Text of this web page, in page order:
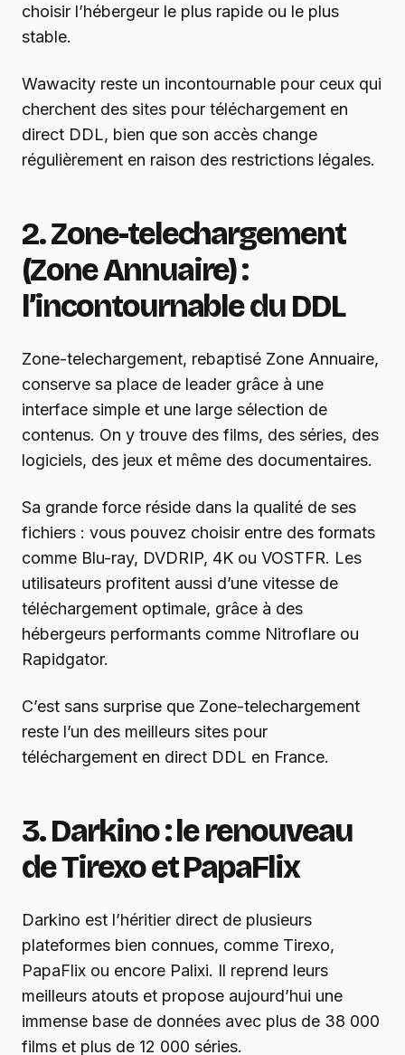
choisir l’hébergeur le plus rapide ou le plus
stable.
Wawacity reste un incontournable pour ceux qui
cherchent des sites pour téléchargement en
direct DDL, bien que son accès change
régulièrement en raison des restrictions légales.
2. Zone-telechargement
(Zone Annuaire) :
l’incontournable du DDL
Zone-telechargement, rebaptisé Zone Annuaire,
conserve sa place de leader grâce à une
interface simple et une large sélection de
contenus. On y trouve des films, des séries, des
logiciels, des jeux et même des documentaires.
Sa grande force réside dans la qualité de ses
fichiers : vous pouvez choisir entre des formats
comme Blu-ray, DVDRIP, 4K ou VOSTFR. Les
utilisateurs profitent aussi d’une vitesse de
téléchargement optimale, grâce à des
hébergeurs performants comme Nitroflare ou
Rapidgator.
C’est sans surprise que Zone-telechargement
reste l’un des meilleurs sites pour
téléchargement en direct DDL en France.
3. Darkino : le renouveau
de Tirexo et PapaFlix
Darkino est l’héritier direct de plusieurs
plateformes bien connues, comme Tirexo,
PapaFlix ou encore Palixi. Il reprend leurs
meilleurs atouts et propose aujourd’hui une
immense base de données avec plus de 38 000
films et plus de 12 000 séries.